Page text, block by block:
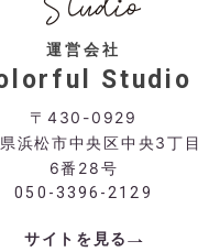
運営会社
Studio
〒430-0929
浜松市中央区中央3丁目
6番28号
050-3396-2129
サイトを見る